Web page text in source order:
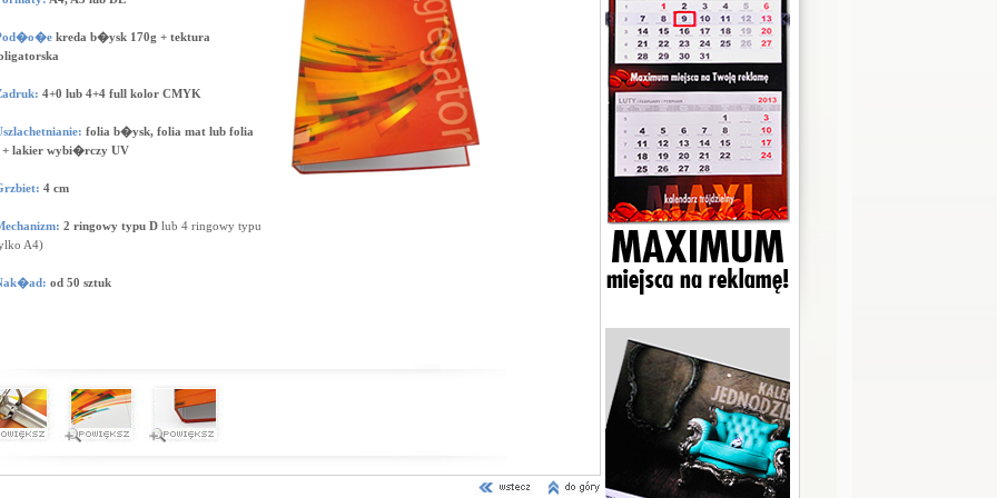
kreda b�ysk 170g + tektura
4+0 lub 4+4 full kolor CMYK
folia b�ysk, folia mat lub folia
+ lakier wybi�rczy UV
4 cm
2 ringowy typu D lub 4 ringowy typu
A4)
od 50 sztuk